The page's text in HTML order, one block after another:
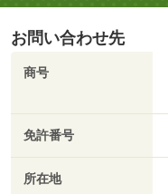
お問い合わせ先
商号
免許番号
所在地